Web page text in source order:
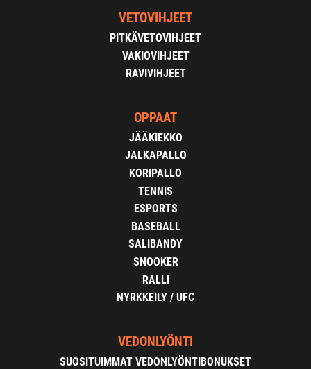
VETOVIHJEET
PITKÄVETOVIHJEET
VAKIOVIHJEET
RAVIVIHJEET
OPPAAT
JÄÄKIEKKO
JALKAPALLO
KORIPALLO
TENNIS
ESPORTS
BASEBALL
SALIBANDY
SNOOKER
RALLI
NYRKKEILY / UFC
VEDONLYÖNTI
SUOSITUIMMAT VEDONLYÖNTIBONUKSET